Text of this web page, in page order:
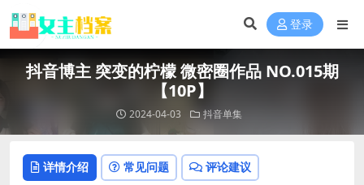
登录
抖音博主 突变的柠檬 微密圈作品 NO.015期
【10P】
2024-04-03 抖音单集
详情介绍 常见问题 评论建议